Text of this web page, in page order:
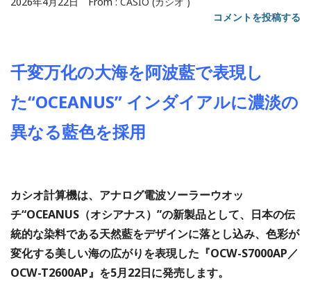
コメントを投稿する
千変万化の大海を阿波藍で表現し
た“OCEANUS” インダイアルに濃淡の
異なる藍色を採用
カシオ計算機は、アナログ電波ソーラーウオッ
チ“OCEANUS（オシアナス）”の新製品として、日本の伝
統的な染料である天然藍をデザインに落とし込み、色彩が
変化する美しい海の広がりを表現した『OCW-S7000AP／
OCW-T2600AP』を5月22日に発売します。